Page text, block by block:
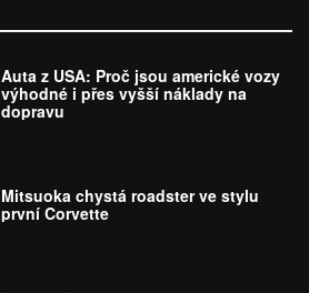
Auta z USA: Proč jsou americké vozy
výhodné i přes vyšší náklady na
dopravu
Mitsuoka chystá roadster ve stylu
první Corvette